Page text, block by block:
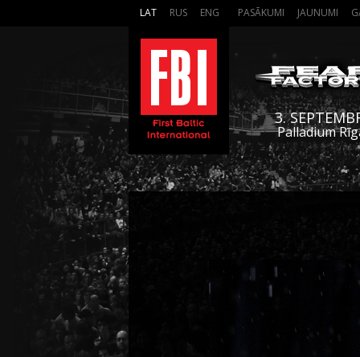
LAT RUS ENG PASĀKUMI JAUNUMI
3.
Palladium